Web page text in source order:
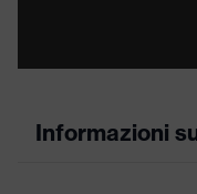
Informazioni